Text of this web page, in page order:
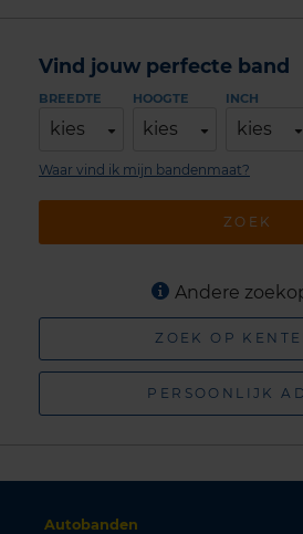
Vind jouw perfecte band
BREEDTE
kies
HOOGTE
kies
INCH
kies
ZOEK
Waar vind ik mijn bandenmaat?
Andere
ZOEK OP
PERSOONLIJK
Autobanden